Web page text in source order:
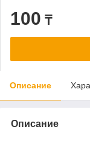
100 ₸
Описание
Описание